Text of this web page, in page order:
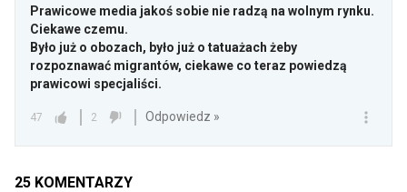
Prawicowe media jakoś sobie nie radzą na wolnym rynku.
Ciekawe czemu.
Było już o obozach, było już o tatuażach żeby
rozpoznawać migrantów, ciekawe co teraz powiedzą
prawicowi specjaliści.
47 2 Odpowiedz »
25 KOMENTARZY